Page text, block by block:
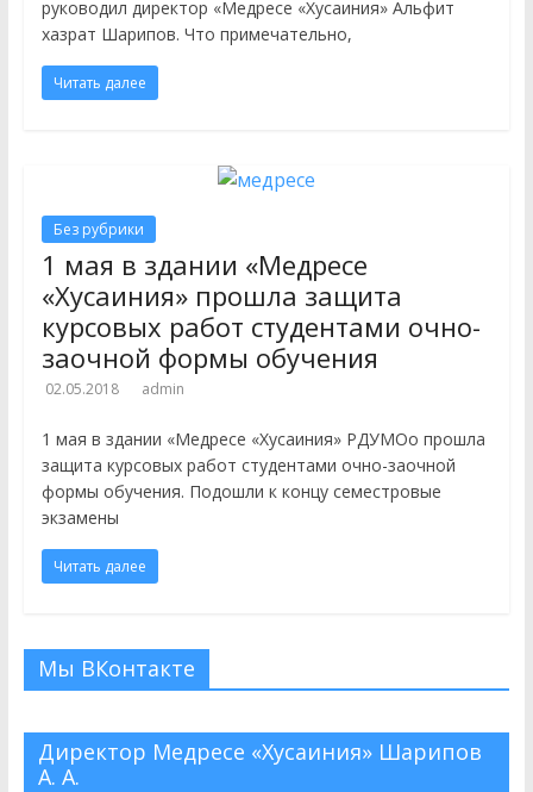
руководил директор «Медресе «Хусаиния» Альфит
хазрат Шарипов. Что примечательно,
Читать далее
Без рубрики
1 мая в здании «Медресе
«Хусаиния» прошла защита
курсовых работ студентами очно-
заочной формы обучения
02.05.2018 admin
1 мая в здании «Медресе «Хусаиния» РДУМОо прошла
защита курсовых работ студентами очно-заочной
формы обучения. Подошли к концу семестровые
экзамены
Читать далее
Мы ВКонтакте
Директор Медресе «Хусаиния» Шарипов
А. А.